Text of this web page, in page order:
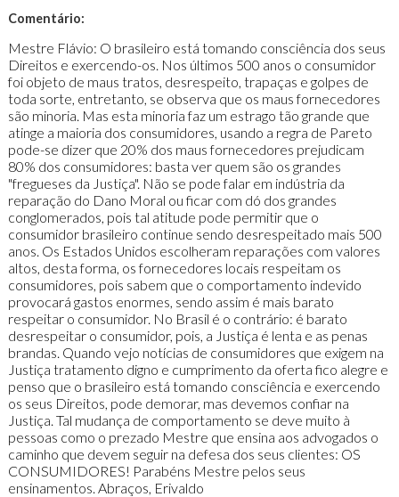
Comentário:
Mestre Flávio: O brasileiro está tomando consciência dos seus
Direitos e exercendo-os. Nos últimos 500 anos o consumidor
foi objeto de maus tratos, desrespeito, trapaças e golpes de
toda sorte, entretanto, se observa que os maus fornecedores
são minoria. Mas esta minoria faz um estrago tão grande que
atinge a maioria dos consumidores, usando a regra de Pareto
pode-se dizer que 20% dos maus fornecedores prejudicam
80% dos consumidores: basta ver quem são os grandes
"fregueses da Justiça". Não se pode falar em indústria da
reparação do Dano Moral ou ficar com dó dos grandes
conglomerados, pois tal atitude pode permitir que o
consumidor brasileiro continue sendo desrespeitado mais 500
anos. Os Estados Unidos escolheram reparações com valores
altos, desta forma, os fornecedores locais respeitam os
consumidores, pois sabem que o comportamento indevido
provocará gastos enormes, sendo assim é mais barato
respeitar o consumidor. No Brasil é o contrário: é barato
desrespeitar o consumidor, pois, a Justiça é lenta e as penas
brandas. Quando vejo notícias de consumidores que exigem na
Justiça tratamento digno e cumprimento da oferta fico alegre e
penso que o brasileiro está tomando consciência e exercendo
os seus Direitos, pode demorar, mas devemos confiar na
Justiça. Tal mudança de comportamento se deve muito à
pessoas como o prezado Mestre que ensina aos advogados o
caminho que devem seguir na defesa dos seus clientes: OS
CONSUMIDORES! Parabéns Mestre pelos seus
ensinamentos. Abraços, Erivaldo